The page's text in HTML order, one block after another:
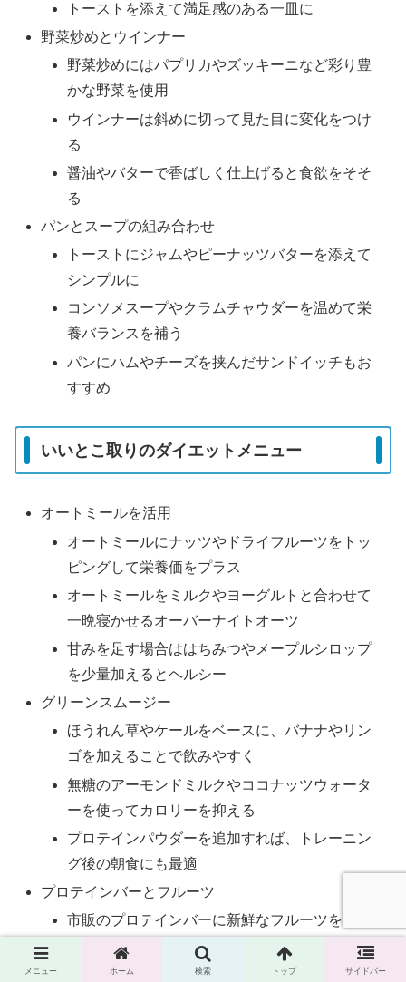
トーストを添えて満足感のある一皿に
野菜炒めとウインナー
野菜炒めにはパプリカやズッキーニなど彩り豊
かな野菜を使用
ウインナーは斜めに切って見た目に変化をつけ
る
醤油やバターで香ばしく仕上げると食欲をそそ
る
パンとスープの組み合わせ
トーストにジャムやピーナッツバターを添えて
シンプルに
コンソメスープやクラムチャウダーを温めて栄
養バランスを補う
パンにハムやチーズを挟んだサンドイッチもお
すすめ
いいとこ取りのダイエットメニュー
オートミールを活用
オートミールにナッツやドライフルーツをトッ
ピングして栄養価をプラス
オートミールをミルクやヨーグルトと合わせて
一晩寝かせるオーバーナイトオーツ
甘みを足す場合ははちみつやメープルシロップ
を少量加えるとヘルシー
グリーンスムージー
ほうれん草やケールをベースに、バナナやリン
ゴを加えることで飲みやすく
無糖のアーモンドミルクやココナッツウォータ
ーを使ってカロリーを抑える
プロテインパウダーを追加すれば、トレーニン
グ後の朝食にも最適
プロテインバーとフルーツ
市販のプロテインバーに新鮮なフルーツを添え
るだけで手軽に栄養を補給
バナナやベリー類はエネルギー補給にぴったり
メニュー ホーム 検索 トップ サイドバー